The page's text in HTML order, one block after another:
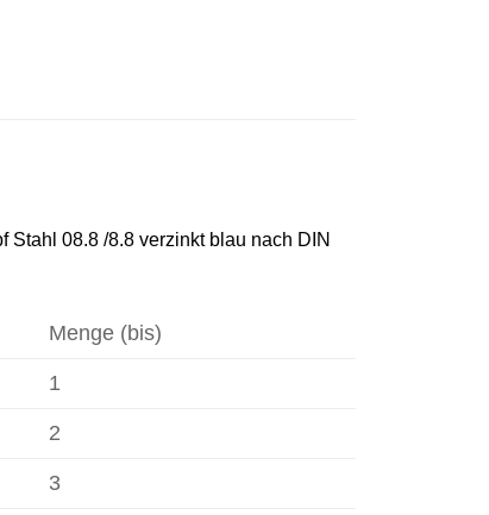
08.8 /8.8 verzinkt blau nach DIN
Menge (bis)
1
2
3